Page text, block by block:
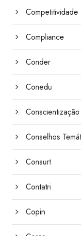
Competitividade
Compliance
Conder
Conedu
Conscientização
Conselhos
Consurt
Contatri
Copin